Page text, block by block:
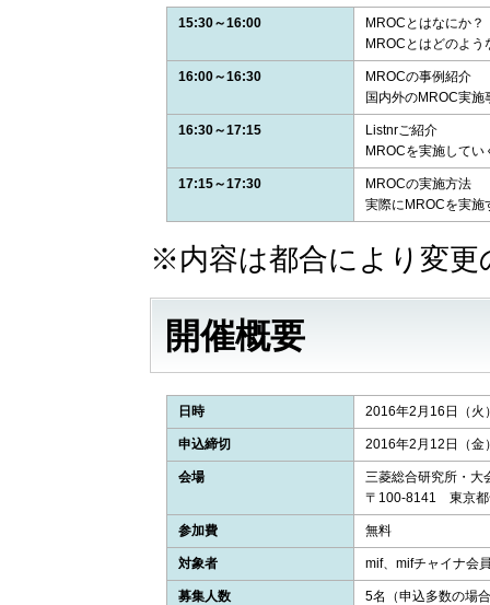
15:30～16:00
MROCとはなにか？
MROCとはどのよ
16:00～16:30
MROCの事例紹介
国内外のMROC実
16:30～17:15
Listnrご紹介
MROCを実施して
17:15～17:30
MROCの実施方法
実際にMROCを実施
※内容は都合により変更
開催概要
日時 2016年2月16日（火
申込締切 2016年2月12日（金
会場
三菱総合研究所・大
〒100-8141 東京都
参加費 無料
対象者 mif、mifチャイナ会
募集人数 5名（申込多数の場